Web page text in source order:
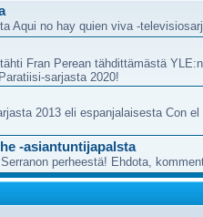
Aqui no hay quien viva -
Fran Perean tähdittämästä
sarjasta 2020!
2013 eli espanjalaisesta Con el
-asiantuntijapalsta
perheestä! Ehdota,